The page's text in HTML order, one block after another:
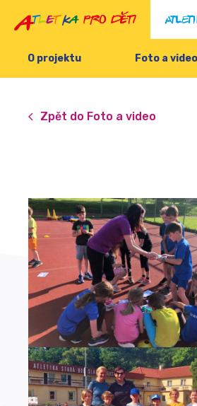
O projektu Foto a video
Zpět do Foto a video